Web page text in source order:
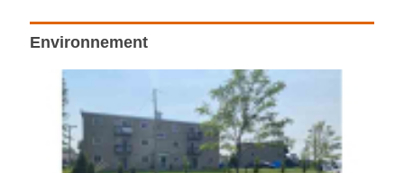
Environnement